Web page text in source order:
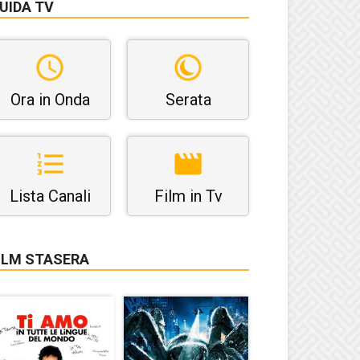
TV
Ora in Onda Serata
Lista Canali Film in Tv
STASERA